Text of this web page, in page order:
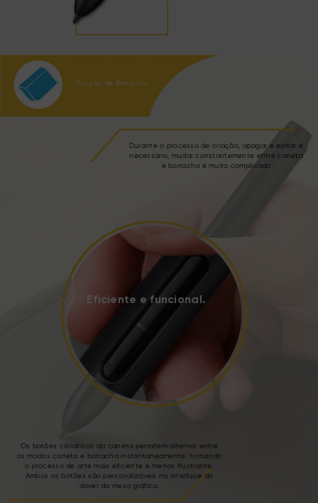
Eficiente e funcional.
Função de Borracha
Durante o processo de criação, apagar e editar é
necessário, mudar constantemente entre caneta
e borracha é muito complicado
Os botões cilíndricos da caneta permitem alternar entre
os modos caneta e borracha instantaneamente, tornando
o processo de arte mais eficiente e menos frustrante.
Ambos os botões são personalizáveis na interface do
driver da mesa gráfica.